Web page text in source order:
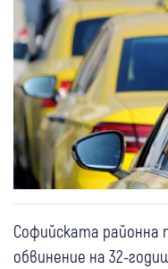
Софийската районна
обвинение на 32-